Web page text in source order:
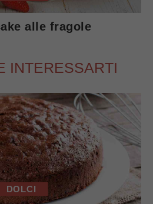
alle fragole
INTERESSARTI
DOLCI